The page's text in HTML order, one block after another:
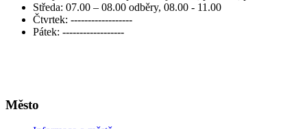
Středa: 07.00 – 08.00 odběry, 08.00 - 11.00
Čtvrtek: ------------------
Pátek: ------------------
Město